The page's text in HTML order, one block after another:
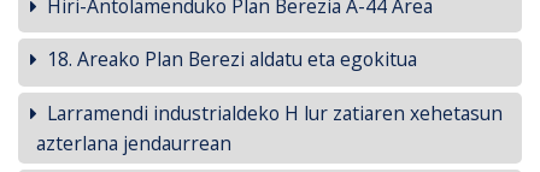
Hiri-Antolamenduko Plan Berezia A-44 Area
18. Areako Plan Berezi aldatu eta egokitua
Larramendi industrialdeko H lur zatiaren xehetasun
azterlana jendaurrean